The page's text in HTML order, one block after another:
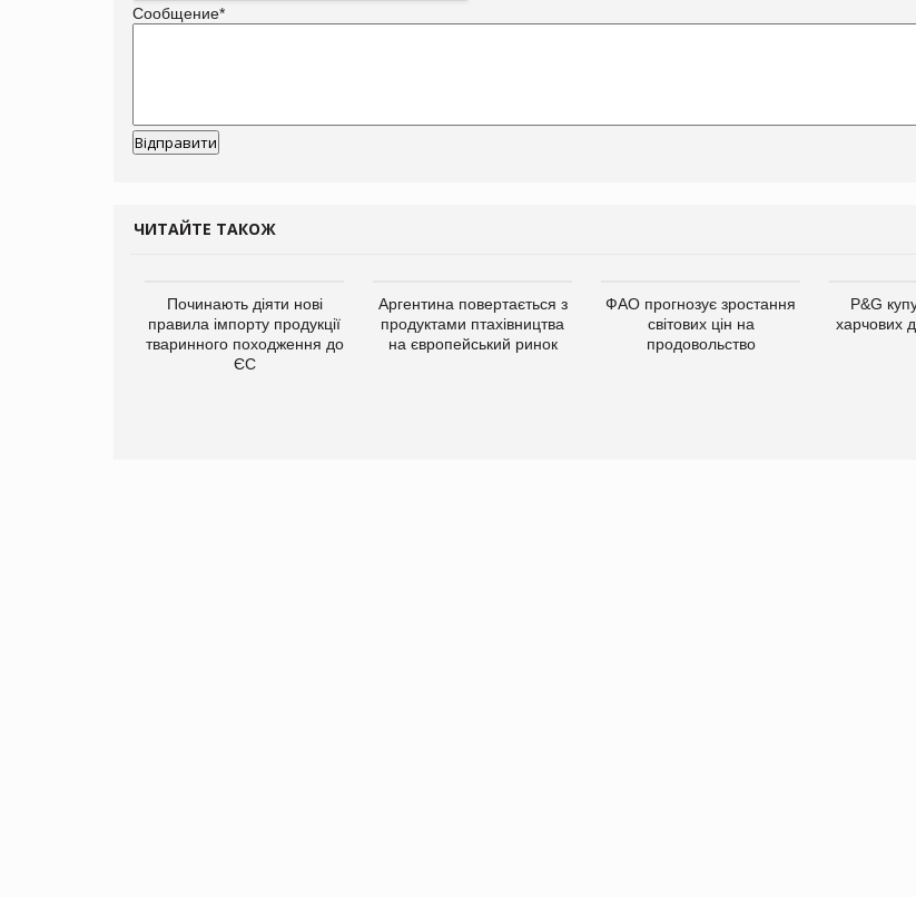
Сообщение*
ЧИТАЙТЕ ТАКОЖ
Починають діяти нові
правила імпорту продукції
тваринного походження до
ЄС
Аргентина повертається з
продуктами птахівництва
на європейський ринок
ФАО прогнозує зростання
світових цін на
продовольство
P&G
харчових